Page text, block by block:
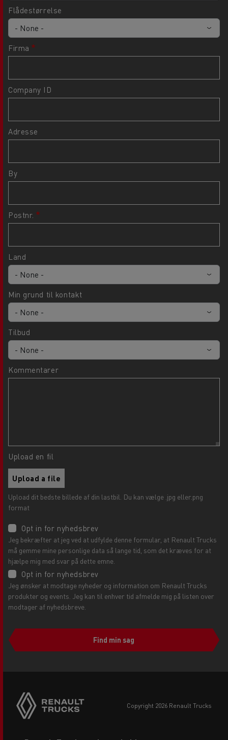
Flådestørrelse
Firma
Company ID
Adresse
By
Postnr.
Land
Min grund til kontakt
Tilbud
Kommentarer
Upload en fil
Upload a file
Upload dit bedste billede af din lastbil. Du kan vælge .jpg eller.png
format
Opt in for nyhedsbrev
Jeg bekræfter at jeg ved at udfylde denne formular, at Renault Trucks
må gemme mine personlige data så lange tid, som det kræves for at
hjælpe mig med svar på dette emne.
Opt in for nyhedsbrev
Jeg ønsker at modtage nyheder og information om Renault Trucks
produkter og events. Jeg kan til enhver tid afmelde mig på listen over
modtager af nyhedsbreve.
Find min sag
copyright 2026 Renault Trucks